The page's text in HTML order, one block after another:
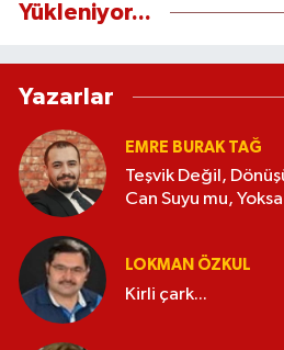
Yükleniyor...
Yazarlar
EMRE BURAK TAĞ
Teşvik Değil,
Can Suyu mu,
LOKMAN ÖZKUL
Kirli çark...